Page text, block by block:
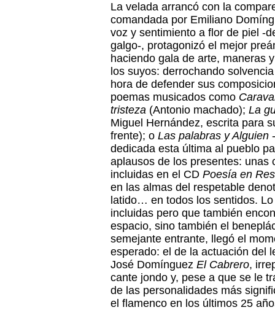
La velada arrancó con la
comandada por Emiliano
voz y sentimiento a flor de piel -
galgo-, protagonizó el mejor
haciendo gala de arte, maneras
los suyos: derrochando
hora de defender sus
poemas musicados como
tristeza (Antonio machado); La
Miguel Hernández, escrita para
frente); o Las palabras y Alguien
dedicada esta última al pueblo
aplausos de los presentes: unas
incluidas en el CD Poesía en
en las almas del respetable
latido… en todos los sentidos.
incluidas pero que también
espacio, sino también el
semejante entrante, llegó el
esperado: el de la actuación del
José Domínguez El Cabrero,
cante jondo y, pese a que se le
de las personalidades más
el flamenco en los últimos 25